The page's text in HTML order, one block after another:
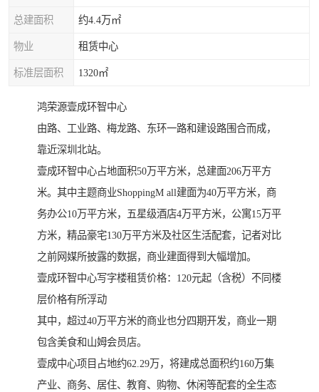
总建面积 约4.4万㎡
物业 租赁中心
标准层面积 1320㎡
鸿荣源壹成环智中心
由路、工业路、梅龙路、东环一路和建设路围合而成，
靠近深圳北站。
壹成环智中心占地面积50万平方米，总建面206万平方
米。其中主题商业ShoppingM all建面为40万平方米，商
务办公10万平方米，五星级酒店4万平方米，公寓15万平
方米，精品豪宅130万平方米及社区生活配套，记者对比
之前网媒所披露的数据，商业建面得到大幅增加。
壹成环智中心写字楼租赁价格：120元起（含税）不同楼
层价格有所浮动
其中，超过40万平方米的商业也分四期开发，商业一期
包含美食和山姆会员店。
壹成中心项目占地约62.29万，将建成总面积约160万集
产业、商务、居住、教育、购物、休闲等配套的全生态
龙华观澜